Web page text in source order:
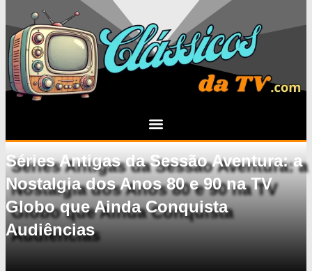
Séries Antigas da Sessão Aventura: a
Nostalgia dos Anos 80 e 90 na TV
Globo que Ainda Conquista
Audiências